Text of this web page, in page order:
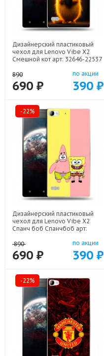
Дизайнерский пластиковый
чехол для Lenovo Vibe X2
Смешной кот арт: 32646-22537
890
690 ₽
по акции
390 ₽
-22%
Дизайнерский пластиковый
чехол для Lenovo Vibe X2
Спанч боб Спанчбоб арт:
890
690 ₽
по акции
390 ₽
-22%